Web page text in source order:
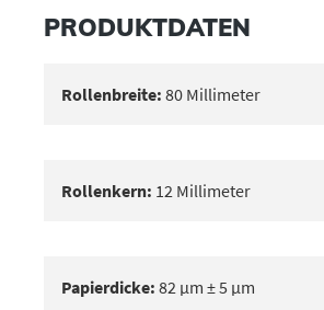
PRODUKTDATEN
Rollenbreite: 80 Millimeter
Rollenkern: 12 Millimeter
Papierdicke: 82 μm ± 5 μm